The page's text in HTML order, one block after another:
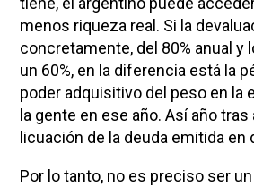
menos riqueza real. Si la
concretamente, del 80% anual y
un 60%, en la diferencia está la
poder adquisitivo del peso en la
la gente en ese año. Así año tras
licuación de la deuda emitida en
Por lo tanto, no es preciso ser